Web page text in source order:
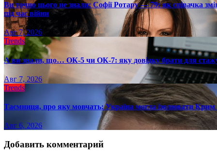
Ви точно цього не знали: Софії Ротару — 79: як співачка
під час війни
Авг 7, 2026
Trends
А ви знали, що… ОК-5 чи ОК-7: яку довідку брати для
Авг 7, 2026
Trends
Таємниця, про яку мовчать: Україна могла ізолювати
Авг 6, 2026
Добавить комментарий